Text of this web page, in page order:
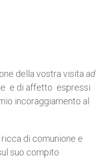
della vostra visita ad
e di affetto espressi
incoraggiamento al
di comunione e
suo compito